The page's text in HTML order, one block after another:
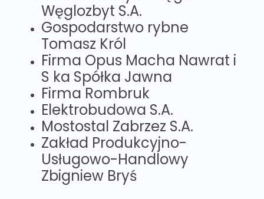
Węglozbyt S.A.
Gospodarstwo rybne
Tomasz Król
Firma Opus Macha Nawrat i
S ka Spółka Jawna
Firma Rombruk
Elektrobudowa S.A.
Mostostal Zabrzez S.A.
Zakład Produkcyjno-
Usługowo-Handlowy
Zbigniew Bryś